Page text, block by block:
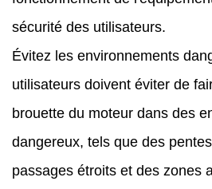
sécurité des utilisateurs.
Évitez les environnements
utilisateurs doivent éviter de
brouette du moteur dans des
dangereux, tels que des
passages étroits et des zones